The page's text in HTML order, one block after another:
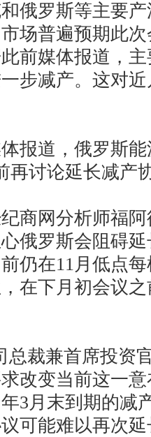
罗斯等主要产
场普遍预期此
前媒体报道，
步减产。这对
道，俄罗斯能
再讨论延长减产
网分析师福阿
俄罗斯会阻碍
仍在11月低点
在下月初会议
裁兼首席投资
改变当前这一
3月末到期的减
可能难以再次